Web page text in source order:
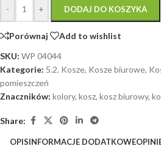
- + DODAJ DO KOSZYKA
Porównaj
Add to wishlist
SKU: WP 04044
Kategorie: 5.2. Kosze, Kosze biurowe,
pomieszczeń
Znaczników: kolory, kosz, kosz biurowy,
Share:
OPISINFORMACJE DODATKOWE